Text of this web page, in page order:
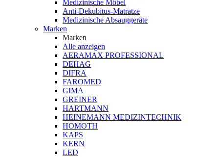
Medizinische Möbel
Anti-Dekubitus-Matratze
Medizinische Absauggeräte
Marken
Marken
Alle anzeigen
AERAMAX PROFESSIONAL
DEHAG
DIFRA
FAROMED
GIMA
GREINER
HARTMANN
HEINEMANN MEDIZINTECHNIK
HOMOTH
KAPS
KERN
LED